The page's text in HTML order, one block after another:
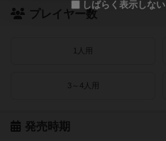
プレイヤー数
1人用
3～4人用
発売時期
しばらく表示しない